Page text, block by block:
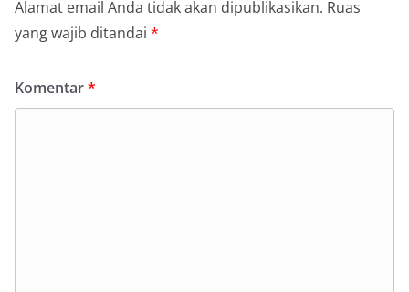
Alamat email Anda tidak akan dipublikasikan. Ruas
yang wajib ditandai *
Komentar*